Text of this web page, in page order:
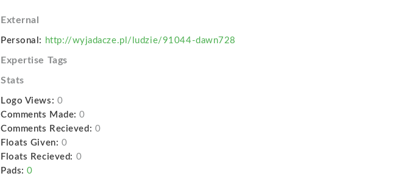
External
Personal: http://wyjadacze.pl/ludzie/91044-dawn728
Expertise Tags
Stats
Logo Views: 0
Comments Made: 0
Comments Recieved: 0
Floats Given: 0
Floats Recieved: 0
Pads: 0